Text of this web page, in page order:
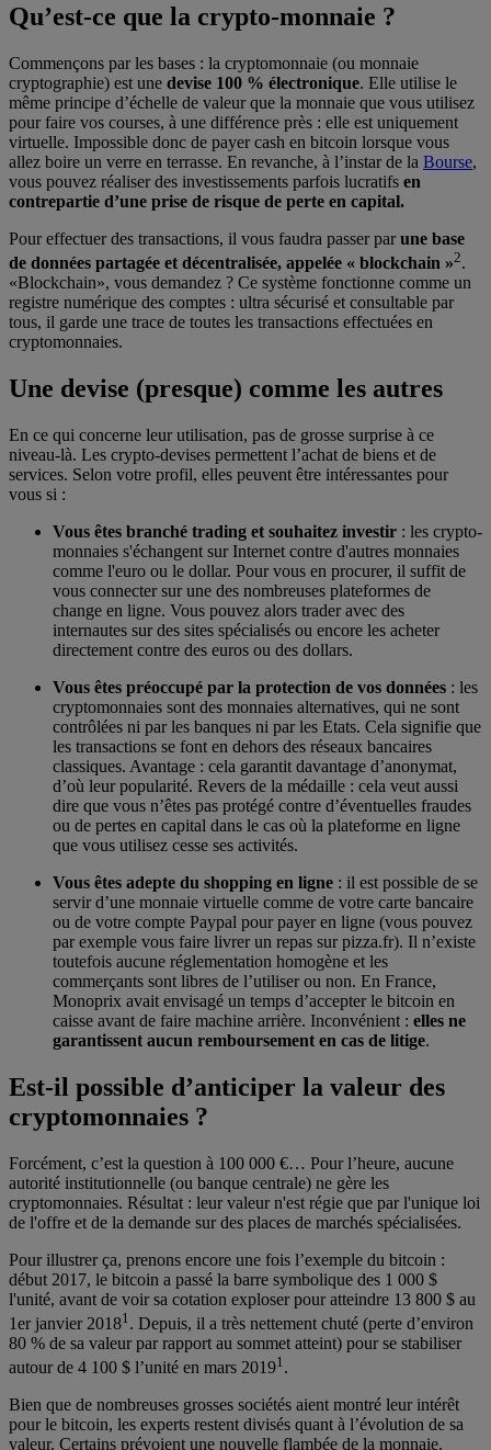
Qu’est-ce que la crypto-monnaie ?
Commençons par les bases : la cryptomonnaie (ou monnaie
cryptographie) est une devise 100 % électronique. Elle utilise le
même principe d’échelle de valeur que la monnaie que vous utilisez
pour faire vos courses, à une différence près : elle est uniquement
virtuelle. Impossible donc de payer cash en bitcoin lorsque vous
allez boire un verre en terrasse. En revanche, à l’instar de la Bourse,
vous pouvez réaliser des investissements parfois lucratifs en
contrepartie d’une prise de risque de perte en capital.
Pour effectuer des transactions, il vous faudra passer parune base
de données partagée et décentralisée, appelée « blockchain »2.
«Blockchain», vous demandez ? Ce système fonctionne comme un
registre numérique des comptes : ultra sécurisé et consultable par
tous, il garde une trace de toutes les transactions effectuées en
cryptomonnaies.
Une devise (presque) comme les autres
En ce qui concerne leur utilisation, pas de grosse surprise à ce
niveau-là. Les crypto-devises permettent l’achat de biens et de
services. Selon votre profil, elles peuvent être intéressantes pour
vous si :
Vous êtes branché trading et souhaitez investir : les crypto-
monnaies s'échangent sur Internet contre d'autres monnaies
comme l'euro ou le dollar. Pour vous en procurer, il suffit de
vous connecter sur une des nombreuses plateformes de
change en ligne. Vous pouvez alors trader avec des
internautes sur des sites spécialisés ou encore les acheter
directement contre des euros ou des dollars.
Vous êtes préoccupé par la protection de vos données : les
cryptomonnaies sont des monnaies alternatives, qui ne sont
contrôlées ni par les banques ni par les Etats. Cela signifie que
les transactions se font en dehors des réseaux bancaires
classiques. Avantage : cela garantit davantage d’anonymat,
d’où leur popularité. Revers de la médaille : cela veut aussi
dire que vous n’êtes pas protégé contre d’éventuelles fraudes
ou de pertes en capital dans le cas où la plateforme en ligne
que vous utilisez cesse ses activités.
Vous êtes adepte du shopping en ligne : il est possible de se
servir d’une monnaie virtuelle comme de votre carte bancaire
ou de votre compte Paypal pour payer en ligne (vous pouvez
par exemple vous faire livrer un repas sur pizza.fr). Il n’existe
toutefois aucune réglementation homogène et les
commerçants sont libres de l’utiliser ou non. En France,
Monoprix avait envisagé un temps d’accepter le bitcoin en
caisse avant de faire machine arrière. Inconvénient : elles ne
garantissent aucun remboursement en cas de litige.
Est-il possible d’anticiper la valeur des
cryptomonnaies ?
Forcément, c’est la question à 100 000 €… Pour l’heure, aucune
autorité institutionnelle (ou banque centrale) ne gère les
cryptomonnaies. Résultat : leur valeur n'est régie que par l'unique loi
de l'offre et de la demande sur des places de marchés spécialisées.
Pour illustrer ça, prenons encore une fois l’exemple du bitcoin :
début 2017, le bitcoin a passé la barre symbolique des 1 000 $
l'unité, avant de voir sa cotation exploser pour atteindre 13 800 $ au
1er janvier 20181 . Depuis, il a très nettement chuté (perte d’environ
80 % de sa valeur par rapport au sommet atteint) pour se stabiliser
autour de 4 100 $ l’unité en mars 20191.
Bien que de nombreuses grosses sociétés aient montré leur intérêt
pour le bitcoin, les experts restent divisés quant à l’évolution de sa
valeur. Certains prévoient une nouvelle flambée de la monnaie.